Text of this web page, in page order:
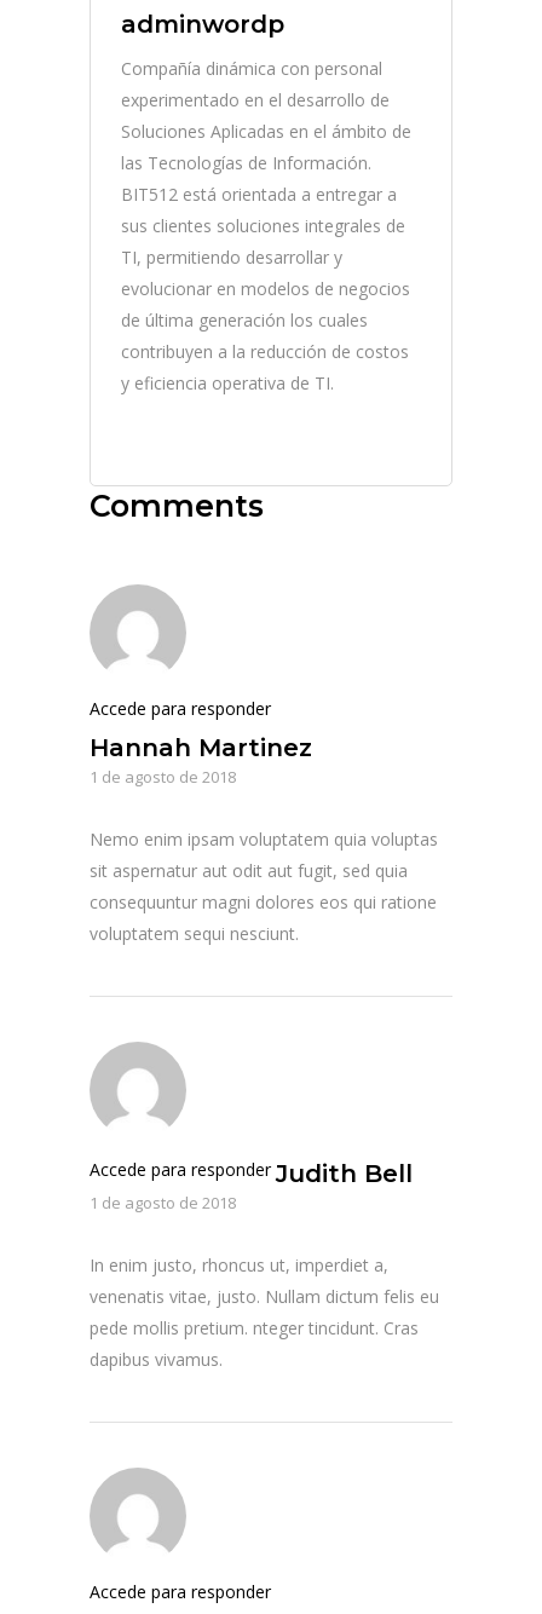
adminwordp
Compañía dinámica con personal
experimentado en el desarrollo de
Soluciones Aplicadas en el ámbito de
las Tecnologías de Información.
BIT512 está orientada a entregar a
sus clientes soluciones integrales de
TI, permitiendo desarrollar y
evolucionar en modelos de negocios
de última generación los cuales
contribuyen a la reducción de costos
y eficiencia operativa de TI.
Comments
Accede para responder
Hannah Martinez
1 de agosto de 2018
Nemo enim ipsam voluptatem quia voluptas
sit aspernatur aut odit aut fugit, sed quia
consequuntur magni dolores eos qui ratione
voluptatem sequi nesciunt.
Accede para responder Judith Bell
1 de agosto de 2018
In enim justo, rhoncus ut, imperdiet a,
venenatis vitae, justo. Nullam dictum felis eu
pede mollis pretium. nteger tincidunt. Cras
dapibus vivamus.
Accede para responder